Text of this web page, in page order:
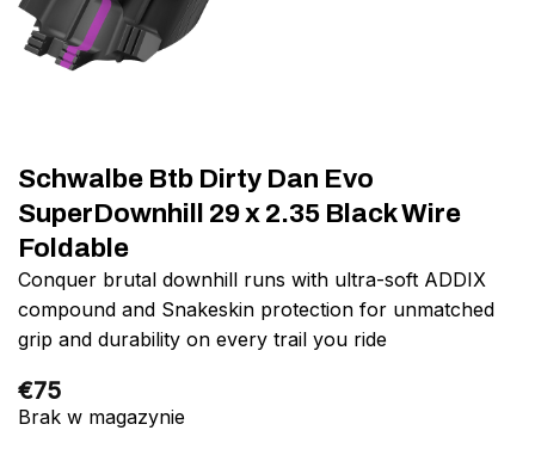
Schwalbe Btb Dirty Dan Evo
SuperDownhill 29 x 2.35 Black Wire
Foldable
Conquer brutal downhill runs with ultra-soft ADDIX
compound and Snakeskin protection for unmatched
grip and durability on every trail you ride
€75
Brak w magazynie